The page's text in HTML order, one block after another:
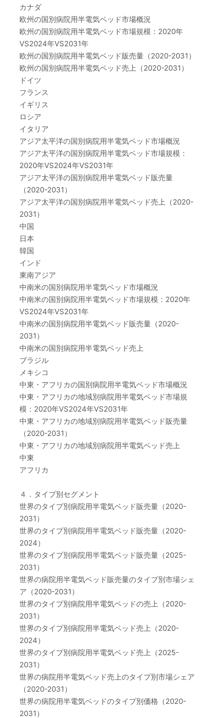
カナダ
欧州の国別病院用半電気ベッド市場概況
欧州の国別病院用半電気ベッド市場規模：2020年
VS2024年VS2031年
欧州の国別病院用半電気ベッド販売量（2020-2031）
欧州の国別病院用半電気ベッド売上（2020-2031）
ドイツ
フランス
イギリス
ロシア
イタリア
アジア太平洋の国別病院用半電気ベッド市場概況
アジア太平洋の国別病院用半電気ベッド市場規模：
2020年VS2024年VS2031年
アジア太平洋の国別病院用半電気ベッド販売量
（2020-2031）
アジア太平洋の国別病院用半電気ベッド売上（2020-
2031）
中国
日本
韓国
インド
東南アジア
中南米の国別病院用半電気ベッド市場概況
中南米の国別病院用半電気ベッド市場規模：2020年
VS2024年VS2031年
中南米の国別病院用半電気ベッド販売量（2020-
2031）
中南米の国別病院用半電気ベッド売上
ブラジル
メキシコ
中東・アフリカの国別病院用半電気ベッド市場概況
中東・アフリカの地域別病院用半電気ベッド市場規
模：2020年VS2024年VS2031年
中東・アフリカの地域別病院用半電気ベッド販売量
（2020-2031）
中東・アフリカの地域別病院用半電気ベッド売上
中東
アフリカ
４．タイプ別セグメント
世界のタイプ別病院用半電気ベッド販売量（2020-
2031）
世界のタイプ別病院用半電気ベッド販売量（2020-
2024）
世界のタイプ別病院用半電気ベッド販売量（2025-
2031）
世界の病院用半電気ベッド販売量のタイプ別市場シェ
ア（2020-2031）
世界のタイプ別病院用半電気ベッドの売上（2020-
2031）
世界のタイプ別病院用半電気ベッド売上（2020-
2024）
世界のタイプ別病院用半電気ベッド売上（2025-
2031）
世界の病院用半電気ベッド売上のタイプ別市場シェア
（2020-2031）
世界の病院用半電気ベッドのタイプ別価格（2020-
2031）